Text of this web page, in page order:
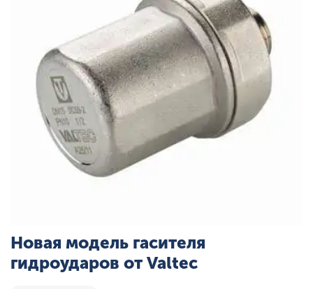
Новая модель гасителя
гидроударов от Valtec